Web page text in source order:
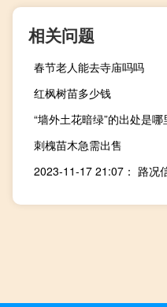
相关问题
春节老人能去寺庙吗吗
红枫树苗多少钱
“墙外土花暗绿”的出处是哪
刺槐苗木急需出售